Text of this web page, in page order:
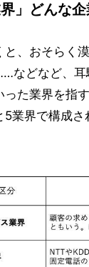
」どんな
、おそらく
などなど、
た業界を指
業界で構成